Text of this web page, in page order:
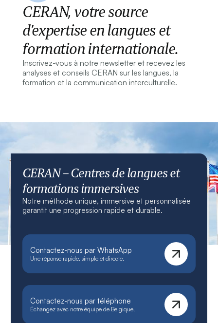
CERAN, votre source
d’expertise en langues et
formation internationale.
Inscrivez-vous à notre newsletter et recevez les
analyses et conseils CERAN sur les langues, la
formation et la communication interculturelle.
CERAN – Centres de langues et
formations immersives
Notre méthode unique, immersive et personnalisée
garantit une progression rapide et durable.
Contactez-nous par WhatsApp
Une réponse rapide, simple et directe.
Contactez-nous par téléphone
Échangez avec notre équipe de Belgique.